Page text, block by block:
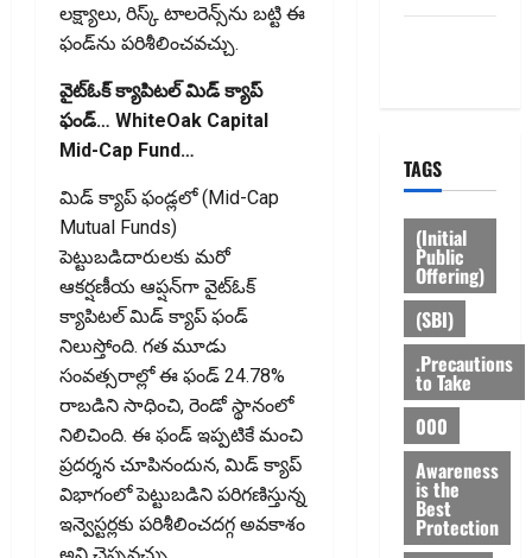
లక్ష్యాలు, రిస్క్ టాలరెన్స్‌ను బట్టి ఈ
ఫండ్‌ను పరిశీలించవచ్చు.
వైట్‌ఓక్ క్యాపిటల్ మిడ్ క్యాప్
ఫండ్… WhiteOak Capital
Mid-Cap Fund…
మిడ్ క్యాప్ ఫండ్లలో (Mid-Cap
Mutual Funds)
పెట్టుబడిదారులకు మరో
ఆకర్షణీయ ఆప్షన్‌గా వైట్‌ఓక్
క్యాపిటల్ మిడ్ క్యాప్ ఫండ్
నిలుస్తోంది. గత మూడు
సంవత్సరాల్లో ఈ ఫండ్ 24.78%
రాబడిని సాధించి, రెండో స్థానంలో
నిలిచింది. ఈ ఫండ్ ఇప్పటికే మంచి
ప్రదర్శన చూపినందున, మిడ్ క్యాప్
విభాగంలో పెట్టుబడిని పరిగణిస్తున్న
ఇన్వెస్టర్లకు పరిశీలించదగ్గ అవకాశం
TAGS
(Initial
Public
Offering)
(SBI)
.Precautions
to Take
000
Awareness
is the
Best
Protection